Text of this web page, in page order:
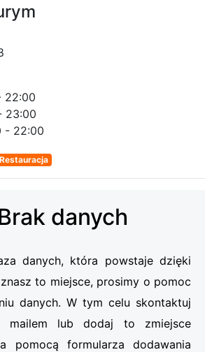
22:00
23:00
- 22:00
Restauracja
danych
danych, która powstaje dzięki
to miejsce, prosimy o pomoc
danych. W tym celu skontaktuj
mailem lub dodaj to zmiejsce
pomocą formularza dodawania